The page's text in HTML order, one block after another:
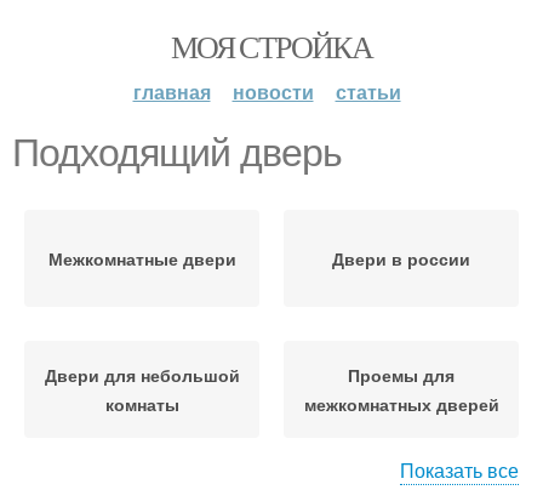
МОЯ СТРОЙКА
главная новости статьи
Подходящий дверь
Межкомнатные двери Двери в россии
Двери для небольшой
комнаты
Проемы для
межкомнатных дверей
Показать все